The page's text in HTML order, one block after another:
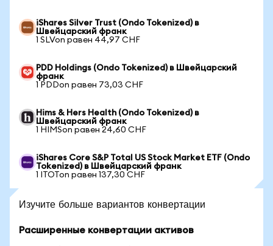
iShares Silver Trust (Ondo Tokenized) в
Швейцарский франк
1 SLVon равен 44,97 CHF
PDD Holdings (Ondo Tokenized) в Швейцарский
франк
1 PDDon равен 73,03 CHF
Hims & Hers Health (Ondo Tokenized) в
Швейцарский франк
1 HIMSon равен 24,60 CHF
iShares Core S&P Total US Stock Market ETF (Ondo
Tokenized) в Швейцарский франк
1 ITOTon равен 137,30 CHF
Изучите больше вариантов конвертации
Расширенные конвертации активов